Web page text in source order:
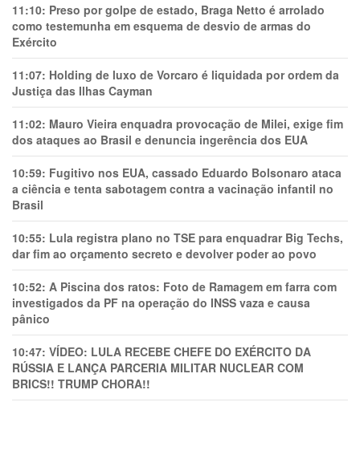
11:10: Preso por golpe de estado, Braga Netto é arrolado
como testemunha em esquema de desvio de armas do
Exército
11:07: Holding de luxo de Vorcaro é liquidada por ordem da
Justiça das Ilhas Cayman
11:02: Mauro Vieira enquadra provocação de Milei, exige fim
dos ataques ao Brasil e denuncia ingerência dos EUA
10:59: Fugitivo nos EUA, cassado Eduardo Bolsonaro ataca
a ciência e tenta sabotagem contra a vacinação infantil no
Brasil
10:55: Lula registra plano no TSE para enquadrar Big Techs,
dar fim ao orçamento secreto e devolver poder ao povo
10:52: A Piscina dos ratos: Foto de Ramagem em farra com
investigados da PF na operação do INSS vaza e causa
pânico
10:47: VÍDEO: LULA RECEBE CHEFE DO EXÉRCITO DA
RÚSSIA E LANÇA PARCERIA MILITAR NUCLEAR COM
BRICS!! TRUMP CHORA!!